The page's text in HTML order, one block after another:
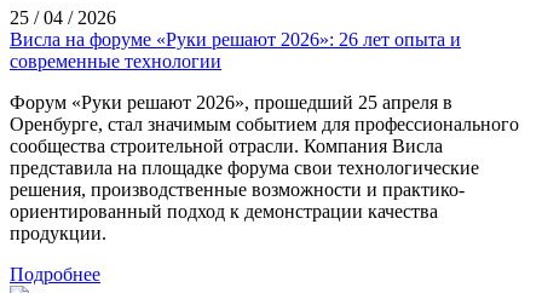
25 / 04 / 2026
Висла на форуме «Руки решают 2026»: 26 лет опыта и
современные технологии
Форум «Руки решают 2026», прошедший 25 апреля в
Оренбурге, стал значимым событием для профессионального
сообщества строительной отрасли. Компания Висла
представила на площадке форума свои технологические
решения, производственные возможности и практико-
ориентированный подход к демонстрации качества
продукции.
Подробнее